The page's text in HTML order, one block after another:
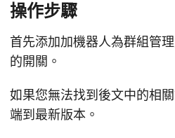
操作步驟
首先添加加機器人為群組管
的開關。
如果您無法找到後文中的相
端到最新版本。